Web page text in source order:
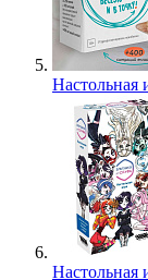
Настольная